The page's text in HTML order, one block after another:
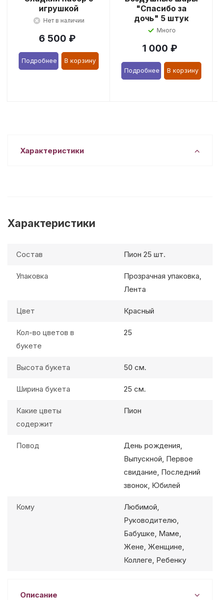
игрушкой
Нет в наличии
6 500 ₽
Подробнее В корзину
"Спасибо за
дочь" 5 штук
Много
1 000 ₽
Подробнее В корзину
Характеристики
Характеристики
Состав Пион 25 шт.
Упаковка
Прозрачная упаковка,
Лента
Цвет Красный
Кол-во цветов в
букете
25
Высота букета 50 см.
Ширина букета 25 см.
Какие цветы
содержит
Пион
Повод
День рождения,
Выпускной, Первое
свидание, Последний
звонок, Юбилей
Кому
Любимой,
Руководителю,
Бабушке, Маме,
Жене, Женщине,
Коллеге, Ребенку
Описание